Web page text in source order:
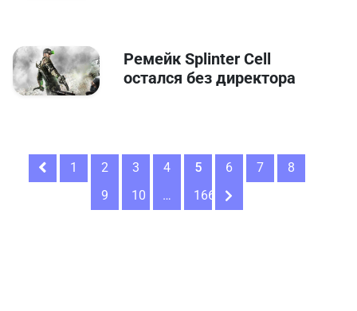
Ремейк Splinter Cell
остался без директора
1 2 3 4 5 6 7
8
9
10 … 166